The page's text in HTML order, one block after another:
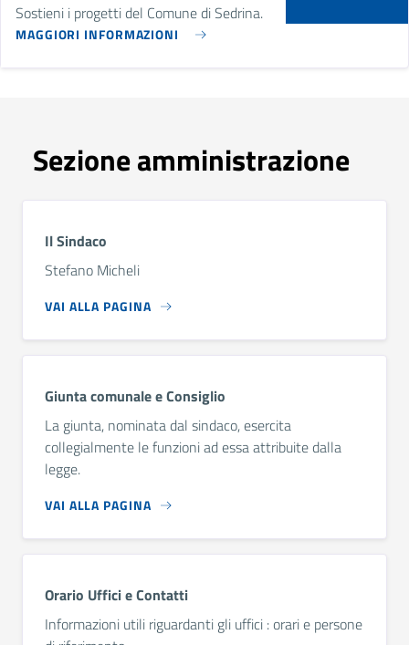
Sostieni i progetti del Comune di Sedrina.
MAGGIORI INFORMAZIONI
Sezione amministrazione
Il Sindaco
Stefano Micheli
VAI ALLA PAGINA
Giunta comunale e Consiglio
La giunta, nominata dal sindaco, esercita
collegialmente le funzioni ad essa attribuite dalla
legge.
VAI ALLA PAGINA
Orario Uffici e Contatti
Informazioni utili riguardanti gli uffici : orari e persone